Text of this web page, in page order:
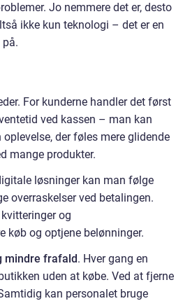
Jo nemmere det er, desto
ikke kun teknologi – det er en
For kunderne handler det først
ved kassen – man kan
der føles mere glidende
mange produkter.
løsninger kan man følge
overraskelser ved betalingen.
og
køb og optjene belønninger.
mindre frafald. Hver gang en
uden at købe. Ved at fjerne
kan personalet bruge